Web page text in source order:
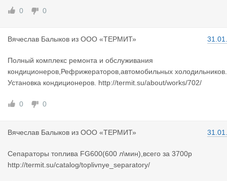
0 0
Вячеслав Балыков из ООО «ТЕРМИТ»
Полный комплекс ремонта и обслуживания
кондиционеров,Рефрижераторов,автомобильных холодильников.
Установка кондиционеров. http://termit.su/about/works/702/
0 0
Вячеслав Балыков из ООО «ТЕРМИТ»
Сепараторы топлива FG600(600 л\мин),всего за 3700р
http://termit.su/catalog/toplivnye_separatory/